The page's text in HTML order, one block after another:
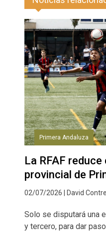
Primera Andaluza
La RFAF
provincial de
02/07/2026 | David
Solo se disputará una
y tercero, para dar